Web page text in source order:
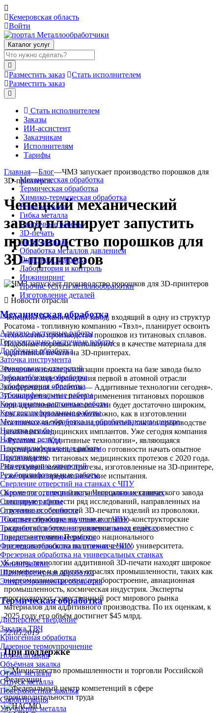
Кемеровская область
Войти
Каталог услуг
Разместить заказ
Стать исполнителем
Разместить заказ
Стать исполнителем
Заказы
ИИ-ассистент
Заказчикам
Исполнителям
Тарифы
Механическая обработка
Термическая обработка
Химико-термическая обработка
Резка металла
Гибка металла
Сварочные работы
3D-печать
Литьё металла
Обработка металлов давлением
Очистка и покраска
Лаборатория и контроль
Инжиниринг
Прочие услуги металлообработки
Изготовление деталей
Механическая обработка
Алмазно-расточные работы
Горизонтально-расточные работы
Долбёжная обработка
Заточка инструмента
Зенкерование отверстий
Зубодолбёжная обработка
Зубофрезерная обработка
Зубошлифовальные работы
Координатно-расточные работы
Круглошлифовальные работы
Механическая обработка на обрабатывающем центре
Накатка резьбы
Нарезание резьбы
Плоскошлифовальные работы
Протягивание
Развертывание отверстий
Резьбошлифовальные работы
Сверление отверстий на станках с ЧПУ
Сверление отверстий на универсальных станках
Слесарные работы
Строгальная обработка
Токарная обработка на станках с ЧПУ
Токарная обработка на универсальных станках
Токарно-автоматные работы
Фрезерная обработка на станках с ЧПУ
Фрезерная обработка на универсальных станках
Хонингование
Шлицефрезерная обработка
Электроэрозионная обработка
Термическая обработка
Дисперсное твердение
Закалка ТВЧ
Криогенная обработка
Лазерное термоупрочнение
Нормализация
Объёмная закалка
Отжиг металла
Отпуск металла
Поверхностная закалка
Сорбитизация
Улучшение металла
Главная—Блог—ЧМЗ запускает производство порошков для
3D-принтеров
Чепецкий механический
завод планирует запустить
производство порошков для
3D-принтеров
Новости отрасли
Чепецкий механический завод, входящий в одну из структур
Росатома - топливную компанию «Твэл», планирует освоить
технологию производства порошков из титановых сплавов.
Подобные порошки используются в качестве материала для
аддитивной печати на 3D-принтерах.
Решение о начале реализации проекта на базе завода было
принято в ходе проведения первой в атомной отрасли
конференции «Росатом — Аддитивные технологии сегодня».
Планируется, что спектр применения титановых порошков
при аддитивной металлопечати будет достаточно широким,
так как их применение возможно, как в изготовлении
составных частей для авиадвигателей, так и в производстве
различных медицинских имплантов. Уже сегодня компания
«Русатом — Аддитивные технологии», являющаяся
партнёром проекта, заявляет о готовности начать опытное
производство титановых медицинских протезов с 2020 года.
На текущий момент протезы, изготовленные на 3D-принтере,
уже прошли предклинические испытания.
Кроме того, специалисты Чепецкого механического завода
планируют провести ряд исследований, направленных на
изучение особенностей 3D-печати изделий из проволоки.
Соответствующие научные и опытно-конструкторские
разработки в этом направлении завод ведёт совместно с
представителями Пермского национального
исследовательского политехнического университета.
К слову, технологии аддитивной 3D-печати находят широкое
применение и в других отраслях промышленности, таких как
энергомашиностроение, приборостроение, авиационная
промышленность, космическая индустрия. Эксперты
прогнозируют существенный рост мирового рынка
материалов для аддитивного производства. По их оценкам, к
2025 году его объём достигнет $45 млрд.
22.05.2019
При поддержке